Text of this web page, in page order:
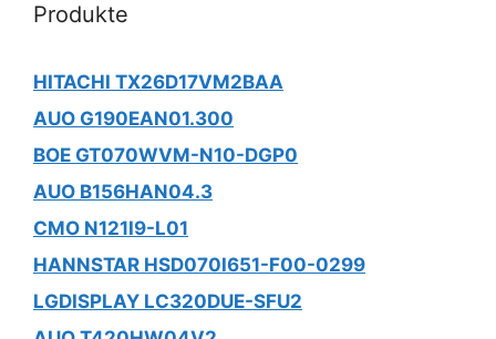
Produkte
HITACHI TX26D17VM2BAA
AUO G190EAN01.300
BOE GT070WVM-N10-DGP0
AUO B156HAN04.3
CMO N121I9-L01
HANNSTAR HSD070I651-F00-0299
LGDISPLAY LC320DUE-SFU2